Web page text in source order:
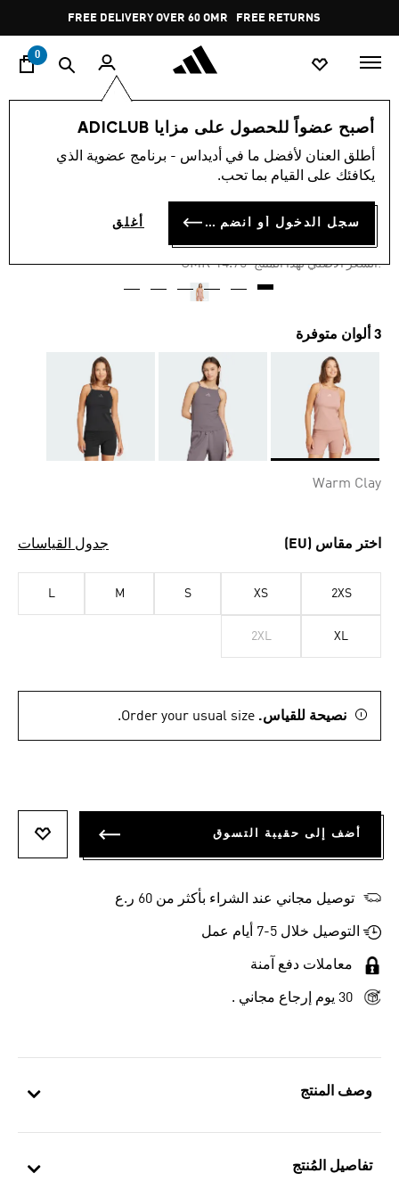
Pause
promotion
rotation
FREE DELIVERY OVER 60 OMR FREE RETURNS
0
أصبح عضواً للحصول على مزايا ADICLUB
أطلق العنان لأفضل ما في أديداس - برنامج عضوية الذي
يكافئك على القيام بما تحب.
سجل الدخول أو انضم الآن أغلق
وصف المنتج
تفاصيل المُنتج
النساء ملابس
-30%
تانك توب ALL SZN RIB
OMR 10.32
:السعر الأصلي لهذا المنتج Price reduced from
OMR 14.75
to
3 ألوان متوفرة
Warm Clay
اختر مقاس (EU) جدول القياسات
2XS
XS
S
M
L
XL
2XL
نصيحة للقياس. Order your usual size.
أضف إلى حقيبة التسوق
توصيل مجاني عند الشراء بأكثر من 60 ر.ع
التوصيل خلال 5-7 أيام عمل
معاملات دفع آمنة